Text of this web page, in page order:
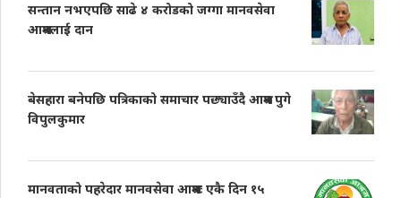
सन्तान नभएपछि साढे ४ करोडको जग्गा मानवसेवा
आश्रमलाई दान
बेसहारा बनेपछि पत्रिकाको समाचार पछ्याउँदै आश्रम पुगे
विपुलकुमार
मानवताको पहरेदार मानवसेवा आश्रमः एकै दिन १५